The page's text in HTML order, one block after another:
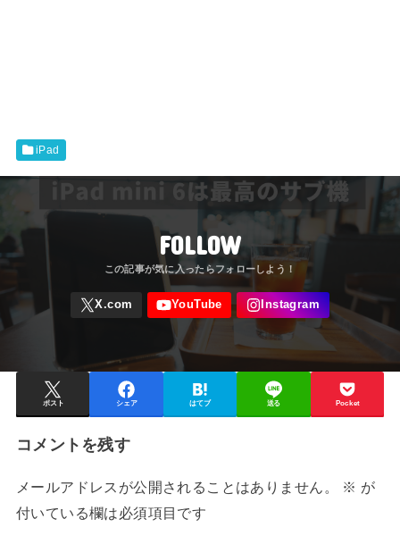
iPad
FOLLOW
ポスト シェア はてブ 送る Pocket
コメントを残す
メールアドレスが公開されることはありません。 ※ が
付いている欄は必須項目です